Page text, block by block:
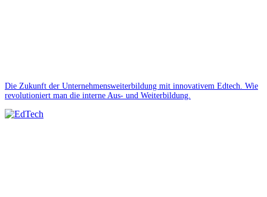
Die Zukunft der Unternehmensweiterbildung mit innovativem Edtech. Wie
revolutioniert man die interne Aus- und Weiterbildung.